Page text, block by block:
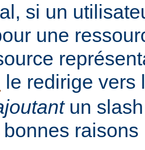
si un
une
le redirige vers
un slash
raisons